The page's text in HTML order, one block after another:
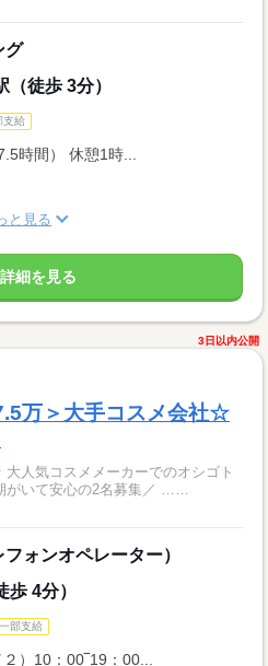
グ
徒歩 3分）
支給
時間） 休憩1時...
と見る
細を見る
3日以内公開
万＞大手コスメ会社☆
人気コスメメーカーでのオシゴト
ォンオペレーター）
4分）
部支給
）10：00‾19：00...